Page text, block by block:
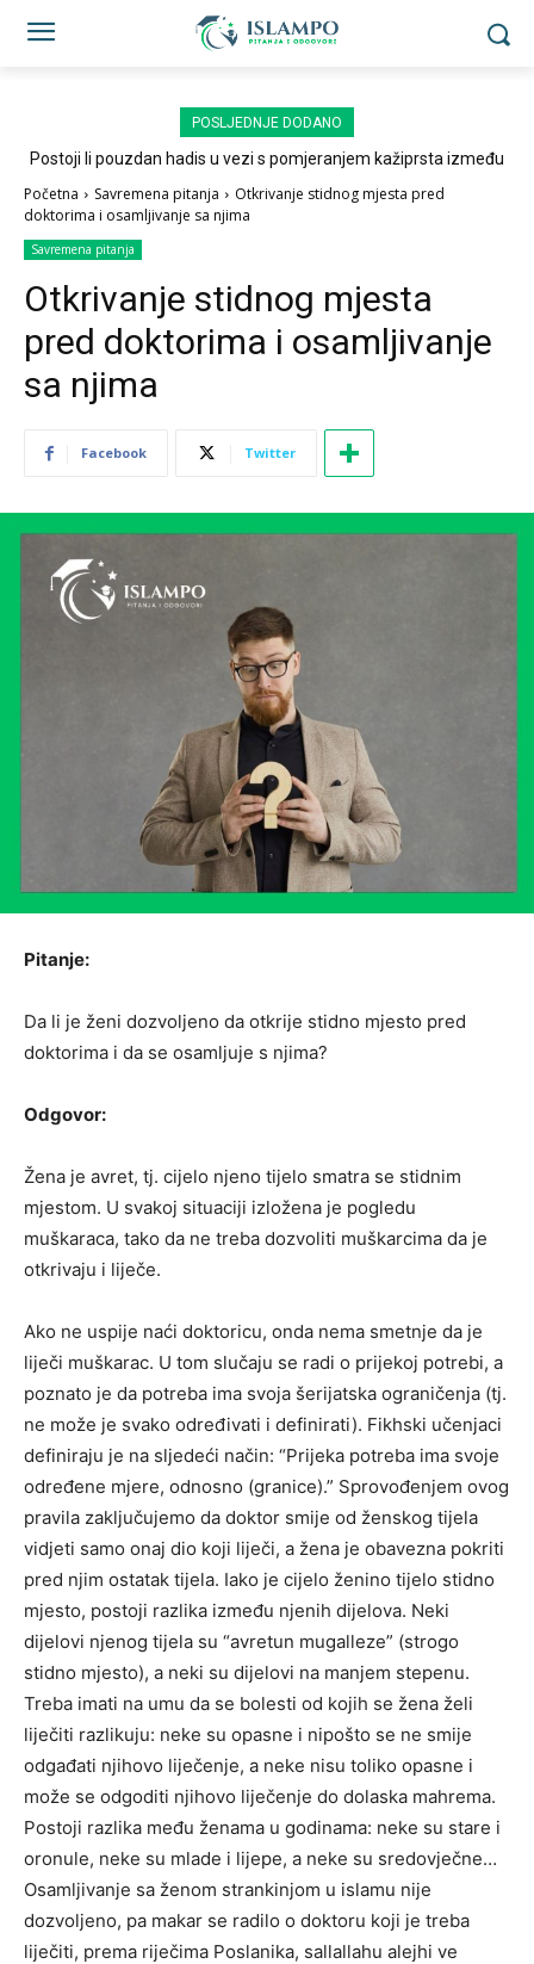
POSLJEDNJE DODANO
Postoji li pouzdan hadis u vezi s pomjeranjem kažiprsta između
Početna Savremena pitanja
Otkrivanje stidnog mjesta pred
doktorima i osamljivanje sa njima
Savremena pitanja
Otkrivanje stidnog mjesta
pred doktorima i osamljivanje
sa njima
Facebook Twitter
Pitanje:
Da li je ženi dozvoljeno da otkrije stidno mjesto pred
doktorima i da se osamljuje s njima?
Odgovor:
Žena je avret, tj. cijelo njeno tijelo smatra se stidnim
mjestom. U svakoj situaciji izložena je pogledu
muškaraca, tako da ne treba dozvoliti muškarcima da je
otkrivaju i liječe.
Ako ne uspije naći doktoricu, onda nema smetnje da je
liječi muškarac. U tom slučaju se radi o prijekoj potrebi, a
poznato je da potreba ima svoja šerijatska ograničenja (tj.
ne može je svako određivati i definirati). Fikhski učenjaci
definiraju je na sljedeći način: “Prijeka potreba ima svoje
određene mjere, odnosno (granice).” Sprovođenjem ovog
pravila zaključujemo da doktor smije od ženskog tijela
vidjeti samo onaj dio koji liječi, a žena je obavezna pokriti
pred njim ostatak tijela. Iako je cijelo ženino tijelo stidno
mjesto, postoji razlika između njenih dijelova. Neki
dijelovi njenog tijela su “avretun mugalleze” (strogo
stidno mjesto), a neki su dijelovi na manjem stepenu.
Treba imati na umu da se bolesti od kojih se žena želi
liječiti razlikuju: neke su opasne i nipošto se ne smije
odgađati njihovo liječenje, a neke nisu toliko opasne i
može se odgoditi njihovo liječenje do dolaska mahrema.
Postoji razlika među ženama u godinama: neke su stare i
oronule, neke su mlade i lijepe, a neke su sredovječne…
Osamljivanje sa ženom strankinjom u islamu nije
dozvoljeno, pa makar se radilo o doktoru koji je treba
liječiti, prema riječima Poslanika, sallallahu alejhi ve